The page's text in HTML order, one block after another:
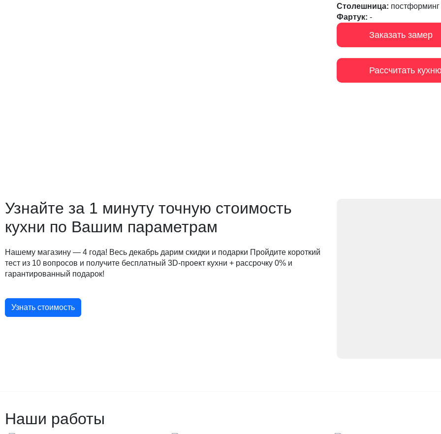
Столешница: постформинг
Фартук: -
Заказать замер
Рассчитать
Узнайте за 1 минуту точную стоимость
кухни по Вашим параметрам
Нашему магазину — 4 года! Весь декабрь дарим скидки и подарки Пройдите короткий
тест из 10 вопросов и получите бесплатный 3D-проект кухни + рассрочку 0% и
гарантированный подарок!
Узнать стоимость
Наши работы